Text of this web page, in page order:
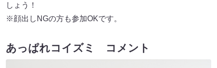
しょう！
※顔出しNGの方も参加OKです。
あっぱれコイズミ コメント